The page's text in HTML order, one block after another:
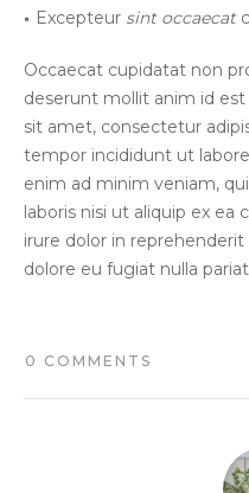
Excepteur sint occaecat
Occaecat cupidatat non
deserunt mollit anim id
sit amet, consectetur
tempor incididunt ut
enim ad minim veniam,
laboris nisi ut aliquip ex
irure dolor in
dolore eu fugiat nulla
0 COMMENTS